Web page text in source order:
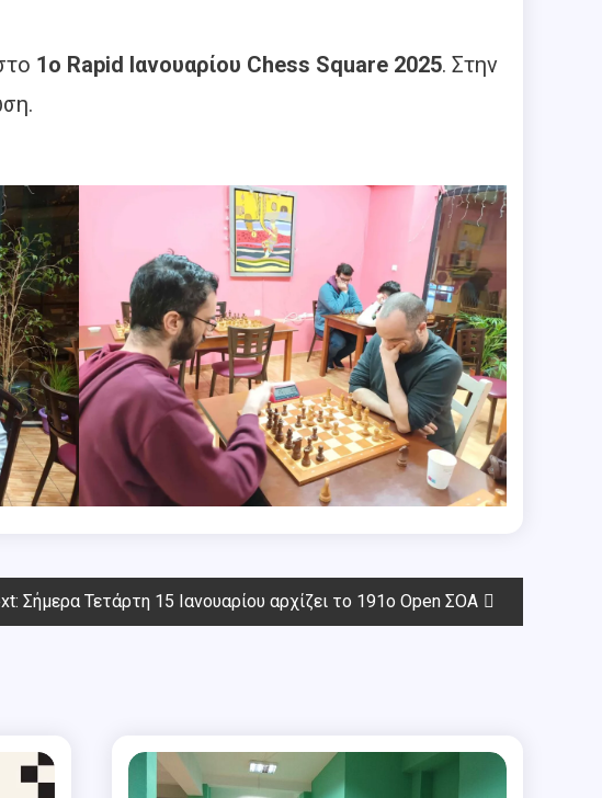
1ο Rapid Ιανουαρίου Chess Square 2025. Στην
Σήμερα Τετάρτη 15 Ιανουαρίου αρχίζει το 191ο Open ΣΟΑ